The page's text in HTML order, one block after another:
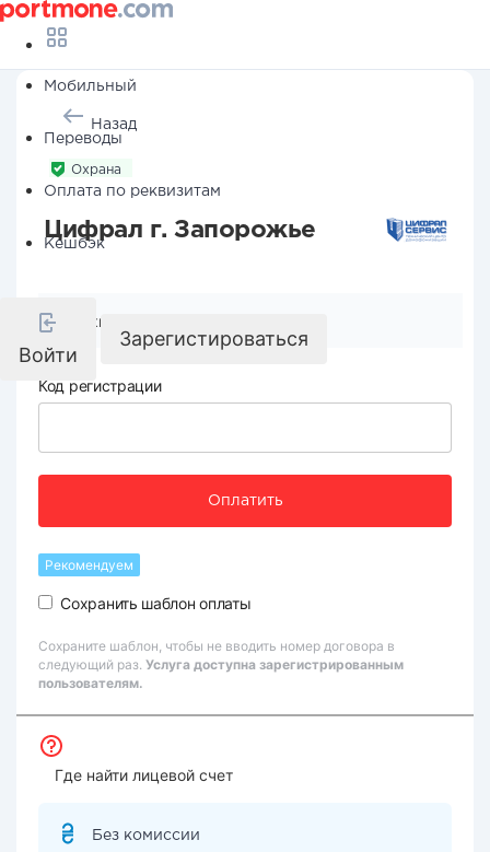
Мобильный
Переводы
Оплата по реквизитам
Кешбэк
Войти
Зарегистироваться
Назад
Охрана
Цифрал г. Запорожье
Реквизиты компании
Код регистрации
Оплатить
Рекомендуем
Сохранить шаблон оплаты
Сохраните шаблон, чтобы не вводить номер договора в
следующий раз. Услуга доступна зарегистрированным
пользователям.
Где найти лицевой счет
Без комиссии